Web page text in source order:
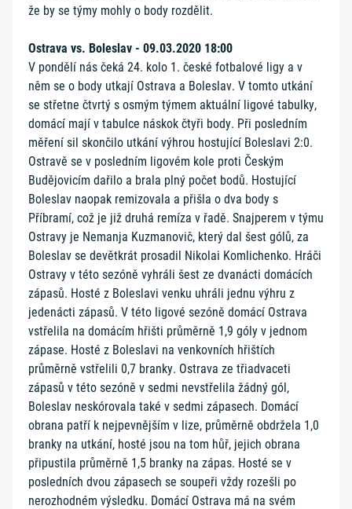
že by se týmy mohly o body rozdělit.
Ostrava vs. Boleslav - 09.03.2020 18:00
V pondělí nás čeká 24. kolo 1. české fotbalové ligy a v
něm se o body utkají Ostrava a Boleslav. V tomto utkání
se střetne čtvrtý s osmým týmem aktuální ligové tabulky,
domácí mají v tabulce náskok čtyři body. Při posledním
měření sil skončilo utkání výhrou hostující Boleslavi 2:0.
Ostravě se v posledním ligovém kole proti Českým
Budějovicím dařilo a brala plný počet bodů. Hostující
Boleslav naopak remizovala a přišla o dva body s
Příbramí, což je již druhá remíza v řadě. Snajperem v týmu
Ostravy je Nemanja Kuzmanovič, který dal šest gólů, za
Boleslav se devětkrát prosadil Nikolai Komlichenko. Hráči
Ostravy v této sezóně vyhráli šest ze dvanácti domácích
zápasů. Hosté z Boleslavi venku uhráli jednu výhru z
jedenácti zápasů. V této ligové sezóně domácí Ostrava
vstřelila na domácím hřišti průměrně 1,9 góly v jednom
zápase. Hosté z Boleslavi na venkovních hřištích
průměrně vstřelili 0,7 branky. Ostrava ze třiadvaceti
zápasů v této sezóně v sedmi nevstřelila žádný gól,
Boleslav neskórovala také v sedmi zápasech. Domácí
obrana patří k nejpevnějším v lize, průměrně obdržela 1,0
branky na utkání, hosté jsou na tom hůř, jejich obrana
připustila průměrně 1,5 branky na zápas. Hosté se v
posledních dvou zápasech se soupeři vždy rozešli po
nerozhodném výsledku. Domácí Ostrava má na svém